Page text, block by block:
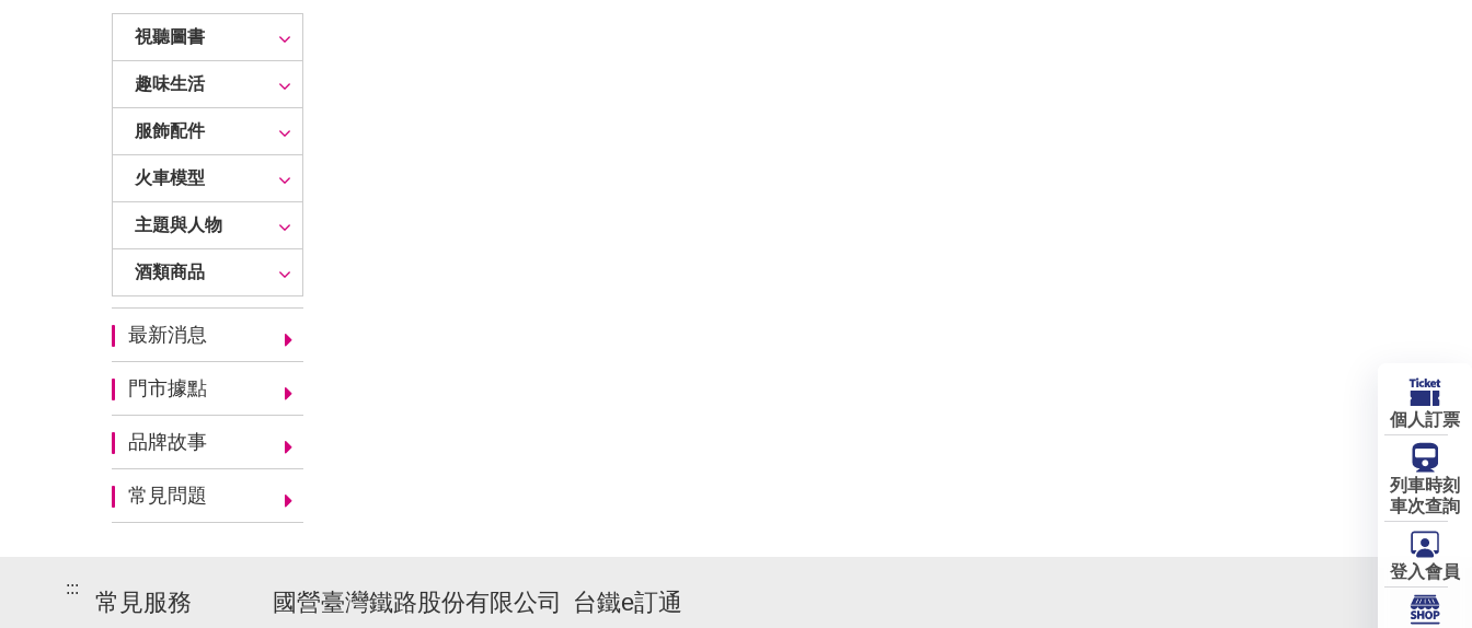
視聽圖書
趣味生活
服飾配件
火車模型
主題與人物
酒類商品
最新消息
門市據點
品牌故事
常見問題
:::
常見服務 國營臺灣鐵路股份有限公司 台鐵e訂通
個人訂票
列車時刻
車次查詢
登入會員